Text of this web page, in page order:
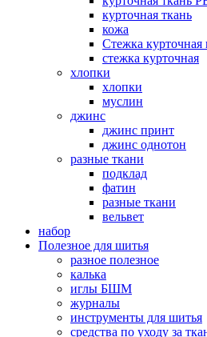
курточная ткань
кожа
Стежка курточная
стежка курточная
хлопки
хлопки
муслин
джинс
джинс принт
джинс однотон
разные ткани
подклад
фатин
разные ткани
вельвет
набор
Полезное для шитья
разное полезное
калька
иглы БШМ
журналы
инструменты для шитья
средства по уходу за